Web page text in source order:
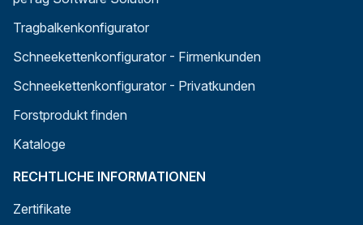
Tragbalkenkonfigurator
Schneekettenkonfigurator - Firmenkunden
Schneekettenkonfigurator - Privatkunden
Forstprodukt finden
Kataloge
RECHTLICHE INFORMATIONEN
Zertifikate